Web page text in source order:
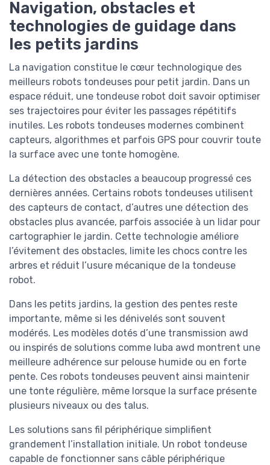
Navigation, obstacles et
technologies de guidage dans
les petits jardins
La navigation constitue le cœur technologique des
meilleurs robots tondeuses pour petit jardin. Dans un
espace réduit, une tondeuse robot doit savoir optimiser
ses trajectoires pour éviter les passages répétitifs
inutiles. Les robots tondeuses modernes combinent
capteurs, algorithmes et parfois GPS pour couvrir toute
la surface avec une tonte homogène.
La détection des obstacles a beaucoup progressé ces
dernières années. Certains robots tondeuses utilisent
des capteurs de contact, d’autres une détection des
obstacles plus avancée, parfois associée à un lidar pour
cartographier le jardin. Cette technologie améliore
l’évitement des obstacles, limite les chocs contre les
arbres et réduit l’usure mécanique de la tondeuse
robot.
Dans les petits jardins, la gestion des pentes reste
importante, même si les dénivelés sont souvent
modérés. Les modèles dotés d’une transmission awd
ou inspirés de solutions comme luba awd montrent une
meilleure adhérence sur pelouse humide ou en forte
pente. Ces robots tondeuses peuvent ainsi maintenir
une tonte régulière, même lorsque la surface présente
plusieurs niveaux ou des talus.
Les solutions sans fil périphérique simplifient
grandement l’installation initiale. Un robot tondeuse
capable de fonctionner sans câble périphérique